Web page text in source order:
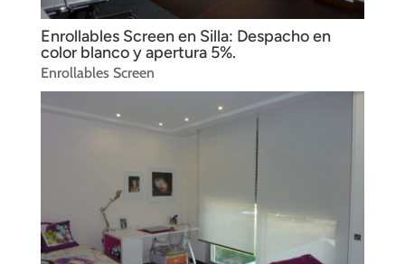
Enrollables Screen en Silla: Despacho en
color blanco y apertura 5%.
Enrollables Screen